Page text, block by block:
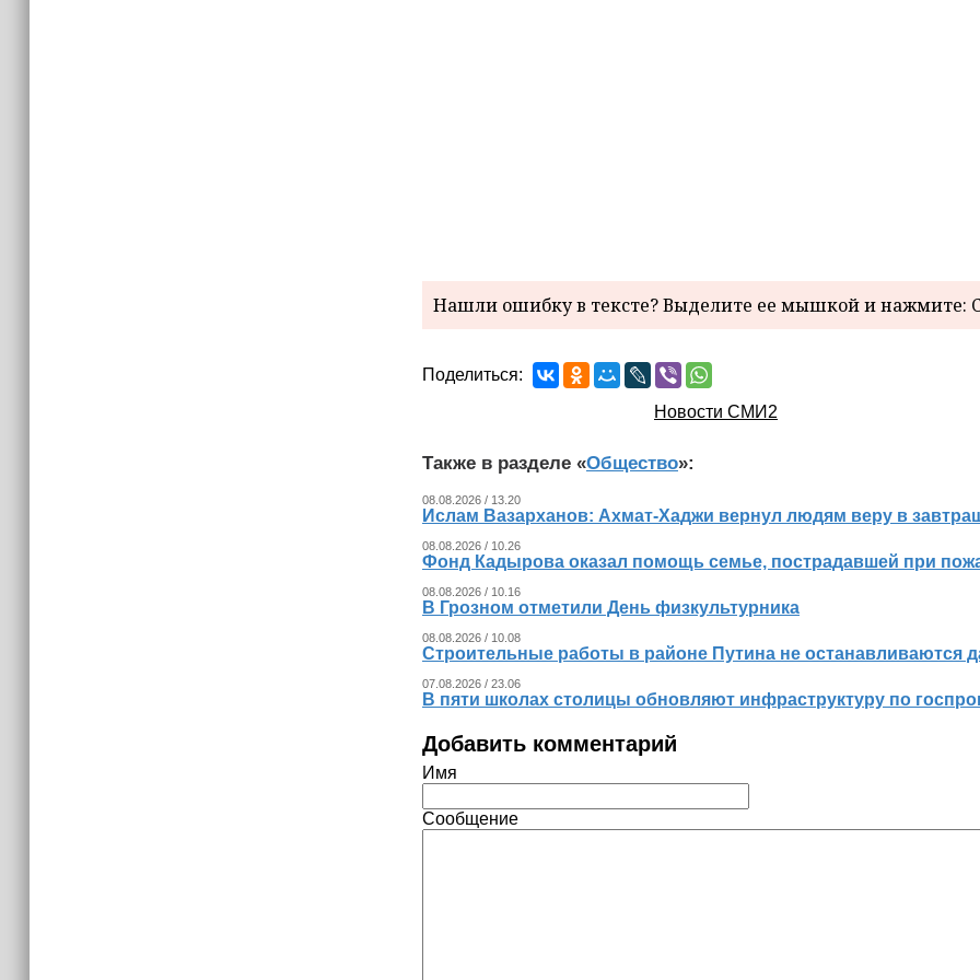
Нашли ошибку в тексте? Выделите ее мышкой и нажмите:
Поделиться:
Новости СМИ2
Также в разделе «Общество»:
08.08.2026 / 13.20
Ислам Вазарханов: Ахмат-Хаджи вернул людям веру в
08.08.2026 / 10.26
Фонд Кадырова оказал помощь семье, пострадавшей при
08.08.2026 / 10.16
В Грозном отметили День физкультурника
08.08.2026 / 10.08
Строительные работы в районе Путина не останавливаются
07.08.2026 / 23.06
В пяти школах столицы обновляют инфраструктуру по
Добавить комментарий
Имя
Сообщение